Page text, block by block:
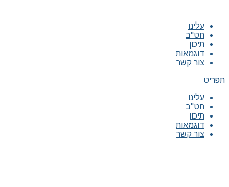
עלינו
חט"ב
תיכון
דוגמאות
צור קשר
תפריט
עלינו
חט"ב
תיכון
דוגמאות
צור קשר